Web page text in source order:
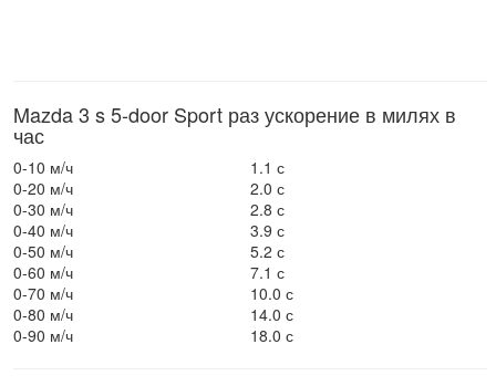
Mazda 3 s 5-door Sport раз ускорение в милях в
час
0-10 м/ч
1.1 с
0-20 м/ч
2.0 с
0-30 м/ч
2.8 с
0-40 м/ч
3.9 с
0-50 м/ч
5.2 с
0-60 м/ч
7.1 с
0-70 м/ч
10.0 с
0-80 м/ч
14.0 с
0-90 м/ч
18.0 с